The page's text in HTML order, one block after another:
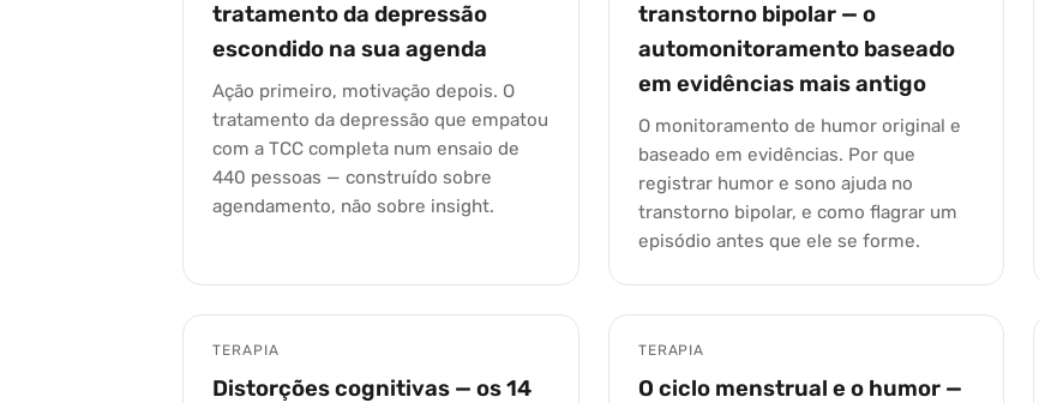
tratamento da depressão
escondido na sua agenda
Ação primeiro, motivação depois. O
tratamento da depressão que empatou
com a TCC completa num ensaio de
440 pessoas — construído sobre
agendamento, não sobre insight.
transtorno bipolar — o
automonitoramento baseado
em evidências mais antigo
O monitoramento de humor original e
baseado em evidências. Por que
registrar humor e sono ajuda no
transtorno bipolar, e como flagrar um
episódio antes que ele se forme.
TERAPIA
Distorções cognitivas — os 14
TERAPIA
O ciclo menstrual e o humor —